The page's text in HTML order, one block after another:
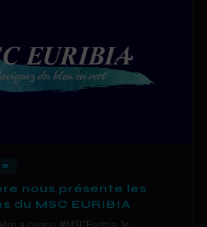
nous présente les
du MSC EURIBIA
a conçu #MSCEuribia, le